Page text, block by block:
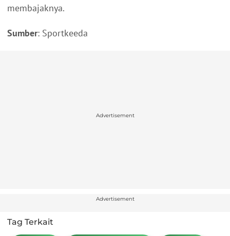
membajaknya.
Sumber: Sportkeeda
Advertisement
Advertisement
Tag Terkait